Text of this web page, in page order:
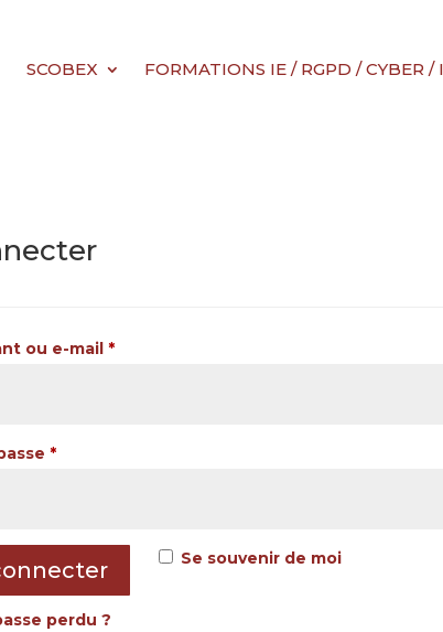
SCOBEX FORMATIONS IE / RGPD / CYBER /
ou e-mail *Obligatoire
*Obligatoire
Se souvenir de moi
perdu ?